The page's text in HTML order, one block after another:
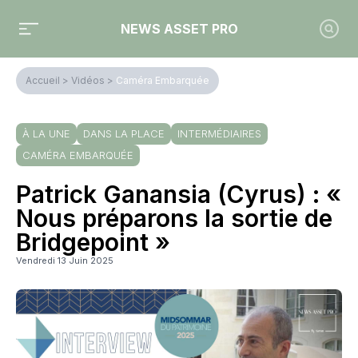
NEWS ASSET PRO
Accueil > Vidéos > Caméra Embarquée
À LA UNE DANS LA PLACE
INTERMÉDIAIRES
CAMÉRA EMBARQUÉE
Patrick Ganansia (Cyrus) : «
Nous préparons la sortie de
Bridgepoint »
Vendredi 13 Juin 2025